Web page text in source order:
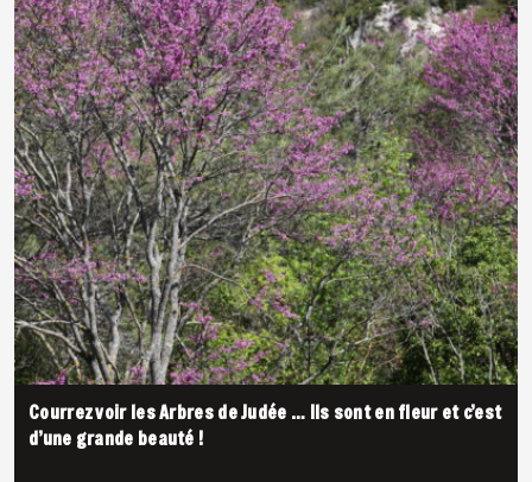
Courrez voir les Arbres de Judée … Ils sont en fleur et c’est
d’une grande beauté !